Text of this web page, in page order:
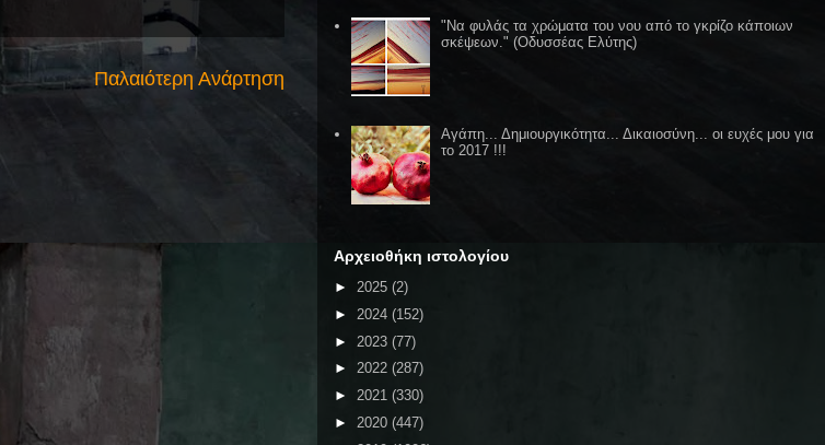
Παλαιότερη Ανάρτηση
"Να φυλάς τα χρώματα του νου από το γκρίζο κάποιων
σκέψεων." (Οδυσσέας Ελύτης)
Αγάπη... Δημιουργικότητα... Δικαιοσύνη... οι ευχές μου για
το 2017 !!!
Αρχειοθήκη ιστολογίου
► 2025 (2)
► 2024 (152)
► 2023 (77)
► 2022 (287)
► 2021 (330)
► 2020 (447)